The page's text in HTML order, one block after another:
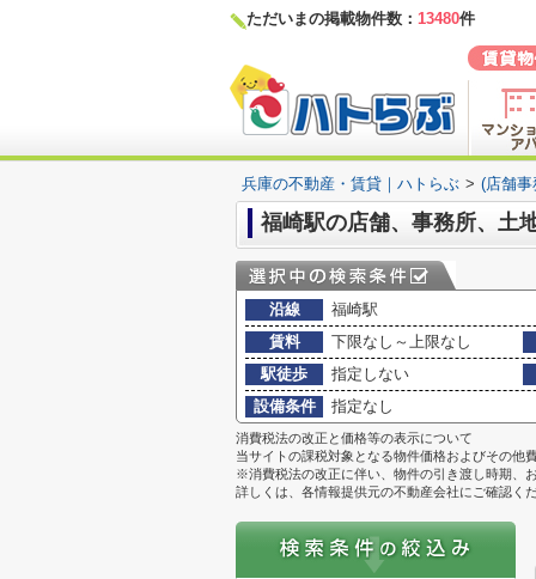
ただいまの掲載物件数： 13480件
兵庫の不動産・賃貸｜ハトらぶ > (店舗
福崎駅の店舗、事務所、土
沿線
福崎駅
賃料
下限なし～上限なし
駅徒歩
指定しない
設備条件
指定なし
消費税法の改正と価格等の表示について
当サイトの課税対象となる物件価格およびその他
※消費税法の改正に伴い、物件の引き渡し時期、
詳しくは、各情報提供元の不動産会社にご確認く